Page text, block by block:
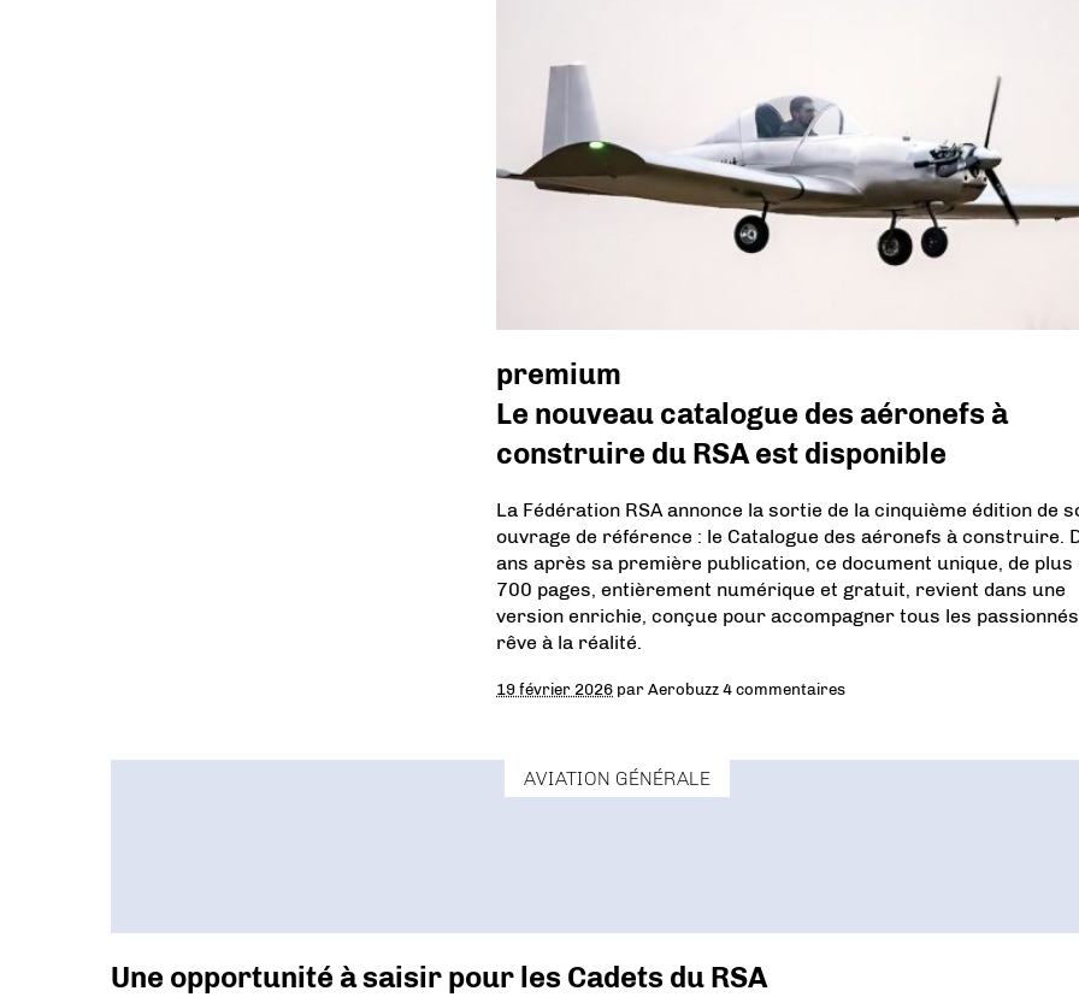
premium
Le nouveau catalogue des aéronefs à
construire du RSA est disponible
La Fédération RSA annonce la sortie de la cinquième édition de
ouvrage de référence : le Catalogue des aéronefs à construire.
ans après sa première publication, ce document unique, de plus
700 pages, entièrement numérique et gratuit, revient dans une
version enrichie, conçue pour accompagner tous les
rêve à la réalité.
19 février 2026 parAerobuzz4 commentaires
AVIATION GÉNÉRALE
Une opportunité à saisir pour les Cadets du RSA